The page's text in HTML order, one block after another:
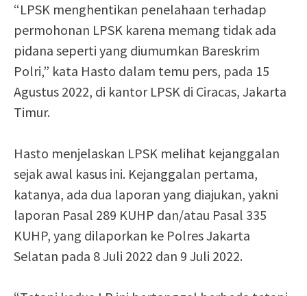
“LPSK menghentikan penelahaan terhadap
permohonan LPSK karena memang tidak ada
pidana seperti yang diumumkan Bareskrim
Polri,” kata Hasto dalam temu pers, pada 15
Agustus 2022, di kantor LPSK di Ciracas, Jakarta
Timur.
Hasto menjelaskan LPSK melihat kejanggalan
sejak awal kasus ini. Kejanggalan pertama,
katanya, ada dua laporan yang diajukan, yakni
laporan Pasal 289 KUHP dan/atau Pasal 335
KUHP, yang dilaporkan ke Polres Jakarta
Selatan pada 8 Juli 2022 dan 9 Juli 2022.